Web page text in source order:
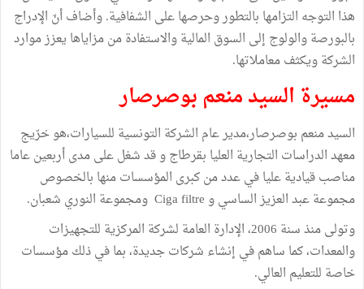
هذا التوجه التزامها بالتطور وحرصها على الشفافية. وأضاف أنّ الإدراج
بالبورصة والولوج إلى السوق المالية والاستفادة من مزاياها يعزز موارد
الشركة ويكثف معاملاتها.
مسيرة السيد منعم بوصرصار
السيد منعم بوصرصار،مدير عام الشركة التونسية للسيارات،هو خرّيج
معهد الدراسات التجارية العليا بقرطاج و قد شغل على مدى أربعين عاما
مناصب قيادية عليا في عدد من كبرى المؤسسات منها بالخصوص
مجموعة عبد العزيز الساسي و Ciga filtre ومجموعة النوري شعبان.
وتولى منذ سنة 2006، الإدارة العامة لشركة المركزية للتجهيزات
والمعدات، كما ساهم في إنشاء شركات جديدة، بما في ذلك مؤسسات
خاصة للتعليم العالي.